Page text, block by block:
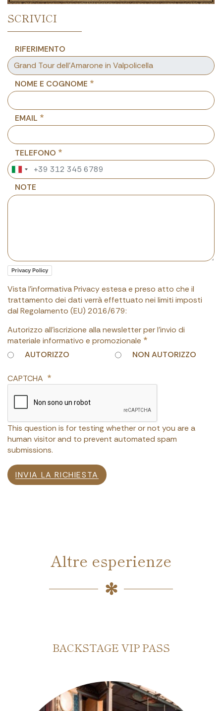
SCRIVICI
RIFERIMENTO
NOME E COGNOME
EMAIL
TELEFONO
NOTE
Privacy Policy
Vista l'informativa Privacy estesa e preso atto che il
trattamento dei dati verrà effettuato nei limiti imposti
dal Regolamento (EU) 2016/679:
Autorizzo all'iscrizione alla newsletter per l'invio di
materiale informativo e promozionale
AUTORIZZO
NON AUTORIZZO
CAPTCHA
This question is for testing whether or not you are a
human visitor and to prevent automated spam
submissions.
INVIA LA RICHIESTA
Altre esperienze
BACKSTAGE VIP PASS